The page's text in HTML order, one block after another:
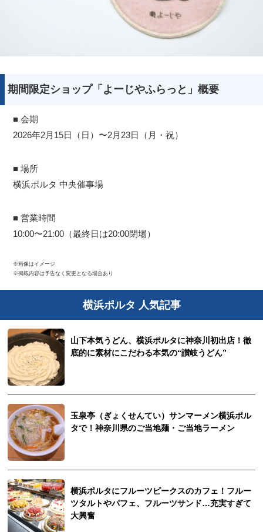
期間限定ショップ「よーじやふらっと」概要
■ 会期
2026年2月15日（日）〜2月23日（月・祝）
■ 場所
横浜ポルタ 中央催事場
■ 営業時間
10:00〜21:00（最終日は20:00閉場）
※画像はイメージ
※掲載内容は予告なく変更となる場合あり
横浜ポルタ 人気記事
山下本気うどん、横浜ポルタに神奈川初出店！徹
底的に素材にこだわる本気の“讃岐うどん”
玉泉亭（ぎょくせんてい）サンマーメン横浜ポル
タで！神奈川県のご当地麺・ご当地ラーメン
横浜ポルタにフルーツピークスのカフェ！フルー
ツタルトやパフェ、フルーツサンド…充実すぎて
大興奮